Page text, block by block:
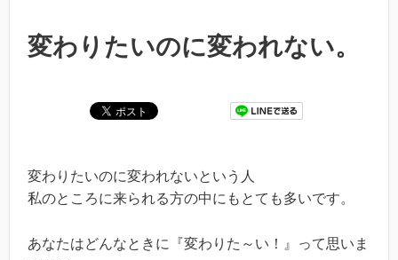
変わりたいのに変われない。
変わりたいのに変われないという人
私のところに来られる方の中にもとても多いです。
あなたはどんなときに『変わりた～い！』って思いま